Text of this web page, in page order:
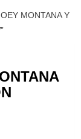
MONTANA Y